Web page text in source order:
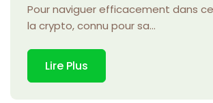
Pour naviguer efficacement dans
la crypto, connu pour sa...
Lire Plus